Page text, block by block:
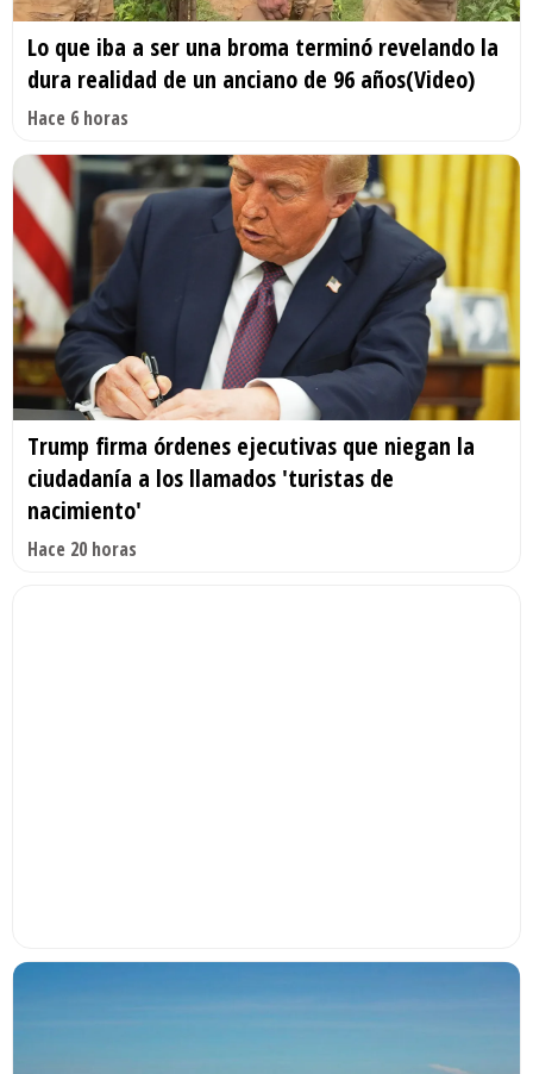
Lo que iba a ser una broma terminó revelando la
dura realidad de un anciano de 96 años(Video)
Hace 6 horas
Trump firma órdenes ejecutivas que niegan la
ciudadanía a los llamados 'turistas de
nacimiento'
Hace 20 horas